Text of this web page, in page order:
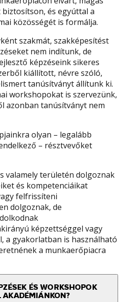
és egyúttal a
közösségét is formálja.
szakmát, szakképesítést
nem indítunk, de
képzéseink sikeres
kiállított, névre szóló,
tanúsítványt állítunk ki.
workshopokat is szervezünk,
azonban tanúsítványt nem
olyan – legalább
– résztvevőket
valamely területén dolgoznak
és kompetenciáikat
felfrissíteni
dolgoznak, de
képzettséggel vagy
a gyakorlatban is használható
a munkaerőpiacra
ÉS WORKSHOPOK
AKADÉMIÁNKON?